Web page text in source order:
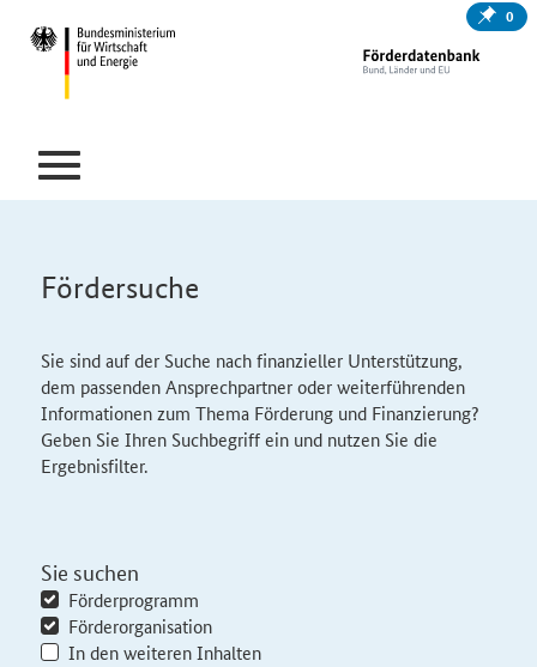
0
Fördersuche
Sie sind auf der Suche nach finanzieller Unterstützung,
dem passenden Ansprechpartner oder weiterführenden
Informationen zum Thema Förderung und Finanzierung?
Geben Sie Ihren Suchbegriff ein und nutzen Sie die
Ergebnisfilter.
Sie suchen
Förderprogramm
Förderorganisation
In den weiteren Inhalten